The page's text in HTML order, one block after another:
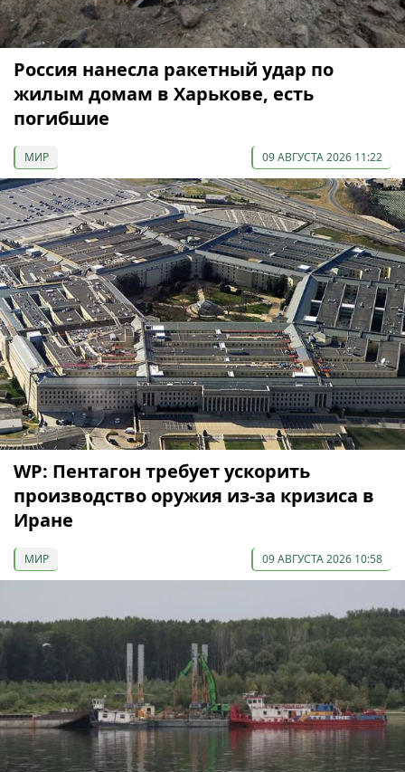
Россия нанесла ракетный удар по
жилым домам в Харькове, есть
погибшие
МИР 09 АВГУСТА 2026 11:22
WP: Пентагон требует ускорить
производство оружия из-за кризиса в
Иране
МИР 09 АВГУСТА 2026 10:58